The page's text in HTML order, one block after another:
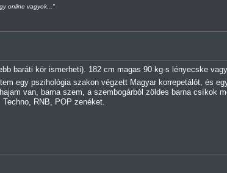
online vagyok..."
baráti kör ismerheti). 182 cm magas 90 kg-s lényecske
egy pszihológia szakon végzett Magyar korrepetálót, és
van, barna szem, a szembogárból zöldes barna csíkok
RNB, POP zenéket.